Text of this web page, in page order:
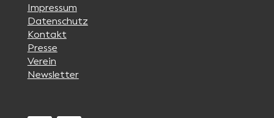
Impressum
Datenschutz
Kontakt
Presse
Verein
Newsletter